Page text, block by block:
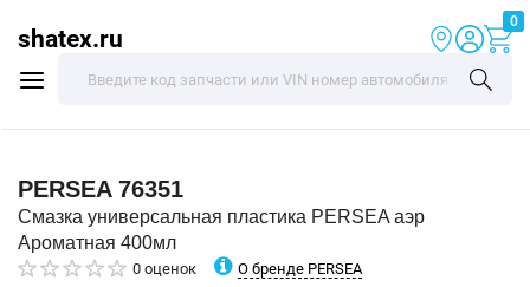
shatex.ru
0
PERSEA 76351
Смазка универсальная пластика PERSEA аэр
Ароматная 400мл
0 оценок О бренде PERSEA